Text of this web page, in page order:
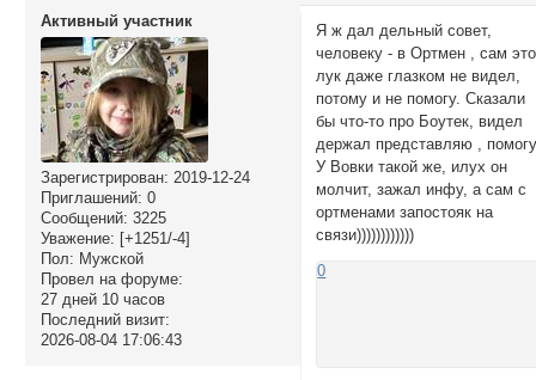
Активный участник
Зарегистрирован: 2019-12-24
Приглашений: 0
Сообщений: 3225
Уважение: [+1251/-4]
Пол: Мужской
Провел на форуме:
27 дней 10 часов
Последний визит:
2026-08-04 17:06:43
Я ж дал дельный совет,
человеку - в Ортмен , сам
лук даже глазком не видел,
потому и не помогу. Сказали
бы что-то про Боутек, видел
держал представляю ,
У Вовки такой же, илух он
молчит, зажал инфу, а сам с
ортменами запостояк на
связи))))))))))))
0